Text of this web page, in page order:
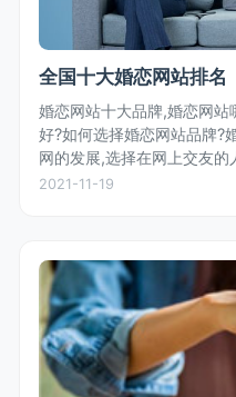
全国十大婚恋网站排名
婚恋网站十大品牌,婚恋网
好?如何选择婚恋网站品牌?
网的发展,选择在网上交友
站层出不穷,那么,究竟哪家
2021-11-19